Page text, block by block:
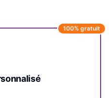
100% gratuit